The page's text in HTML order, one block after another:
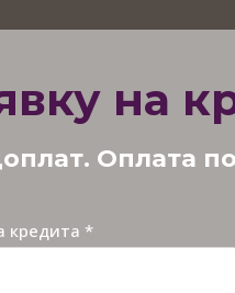
на
Оплата
кредита *